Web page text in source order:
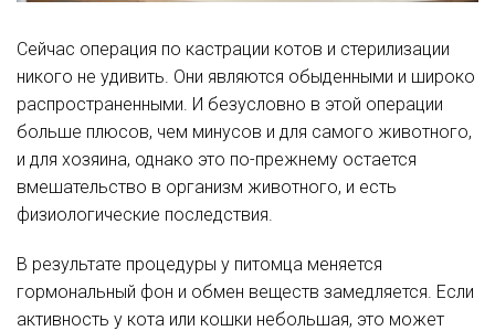
Сейчас операция по кастрации котов и стерилизации
никого не удивить. Они являются обыденными и широко
распространенными. И безусловно в этой операции
больше плюсов, чем минусов и для самого животного,
и для хозяина, однако это по-прежнему остается
вмешательство в организм животного, и есть
физиологические последствия.
В результате процедуры у питомца меняется
гормональный фон и обмен веществ замедляется. Если
активность у кота или кошки небольшая, это может